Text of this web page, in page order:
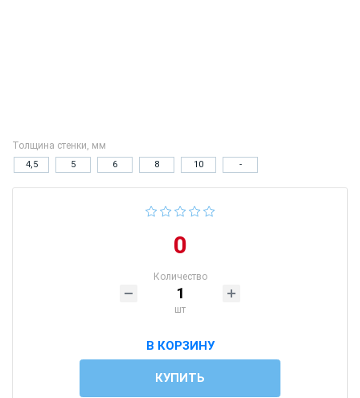
Толщина стенки, мм
4,5 5 6 8 10 -
0
Количество
шт
В КОРЗИНУ
КУПИТЬ